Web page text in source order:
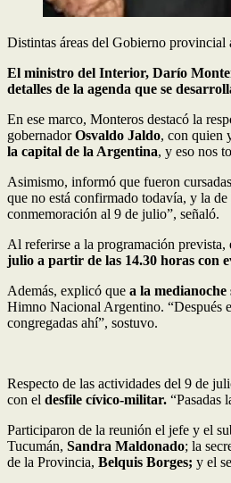
Distintas áreas del Gobierno provincial
El ministro del Interior, Darío
detalles de la agenda que se
En ese marco, Monteros destacó la
gobernadorOsvaldo Jaldo, con quien
la capital de la Argentina, y eso nos
Asimismo, informó que fueron
que no está confirmado todavía, y la de
conmemoración al 9 de julio”, señaló.
Al referirse a la programación prevista,
julio a partir de las 14.30 horas con
Además, explicó que a la
Himno Nacional Argentino. “Después
congregadas ahí”, sostuvo.
Respecto de las actividades del 9 de
con el desfile cívico-militar. “Pasadas
Participaron de la reunión el jefe y el
Tucumán, Sandra Maldonado; la
de la Provincia, Belquis Borges; y el